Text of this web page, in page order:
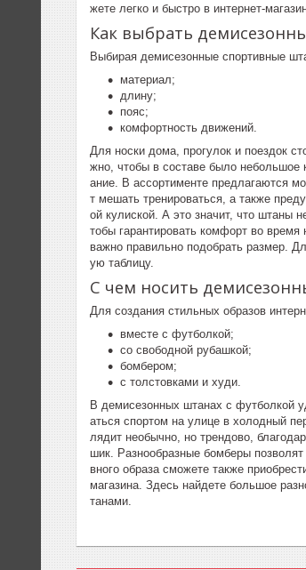
жете легко и быстро в интернет-
Как выбрать
Выбирая демисезонные спортивные
материал;
длину;
пояс;
комфортность движений.
Для носки дома, прогулок и поездок
жно, чтобы в составе было небольшое
ание. В ассортименте предлагаются
т мешать тренироваться, а также
ой кулиской. А это значит, что штаны
тобы гарантировать комфорт во время
важно правильно подобрать размер.
ую таблицу.
С чем носить
Для создания стильных образов
вместе с футболкой;
со свободной рубашкой;
бомбером;
с толстовками и худи.
В демисезонных штанах с футболкой
аться спортом на улице в холодный
лядит необычно, но трендово,
шик. Разнообразные бомберы
вного образа сможете также
магазина. Здесь найдете большое
танами.